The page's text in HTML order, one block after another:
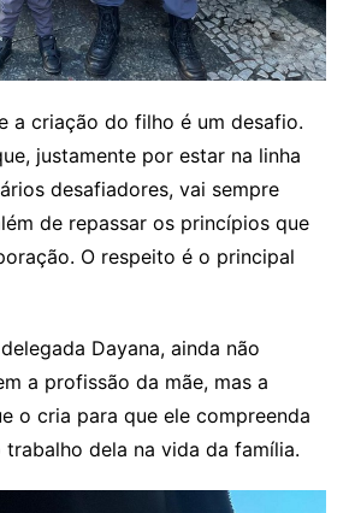
a criação do filho é um desafio.
justamente por estar na linha
desafiadores, vai sempre
de repassar os princípios que
O respeito é o principal
Dayana, ainda não
a profissão da mãe, mas a
o cria para que ele compreenda
dela na vida da família.